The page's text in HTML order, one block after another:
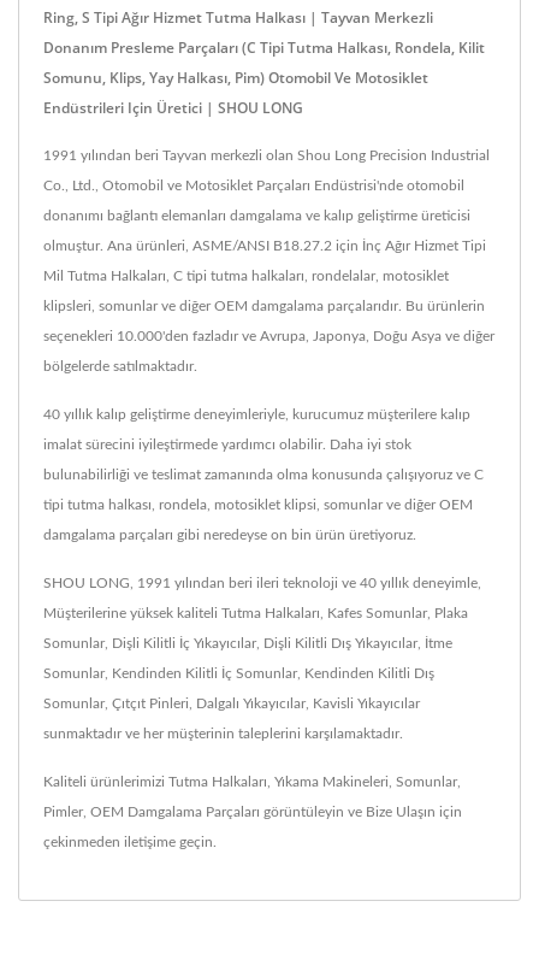
Ring, S Tipi Ağır Hizmet Tutma Halkası | Tayvan Merkezli
Donanım Presleme Parçaları (C Tipi Tutma Halkası, Rondela, Kilit
Somunu, Klips, Yay Halkası, Pim) Otomobil Ve Motosiklet
Endüstrileri Için Üretici | SHOU LONG
1991 yılından beri Tayvan merkezli olan Shou Long Precision Industrial
Co., Ltd., Otomobil ve Motosiklet Parçaları Endüstrisi'nde otomobil
donanımı bağlantı elemanları damgalama ve kalıp geliştirme üreticisi
olmuştur. Ana ürünleri, ASME/ANSI B18.27.2 için İnç Ağır Hizmet Tipi
Mil Tutma Halkaları, C tipi tutma halkaları, rondelalar, motosiklet
klipsleri, somunlar ve diğer OEM damgalama parçalarıdır. Bu ürünlerin
seçenekleri 10.000'den fazladır ve Avrupa, Japonya, Doğu Asya ve diğer
bölgelerde satılmaktadır.
40 yıllık kalıp geliştirme deneyimleriyle, kurucumuz müşterilere kalıp
imalat sürecini iyileştirmede yardımcı olabilir. Daha iyi stok
bulunabilirliği ve teslimat zamanında olma konusunda çalışıyoruz ve C
tipi tutma halkası, rondela, motosiklet klipsi, somunlar ve diğer OEM
damgalama parçaları gibi neredeyse on bin ürün üretiyoruz.
SHOU LONG, 1991 yılından beri ileri teknoloji ve 40 yıllık deneyimle,
Müşterilerine yüksek kaliteli Tutma Halkaları, Kafes Somunlar, Plaka
Somunlar, Dişli Kilitli İç Yıkayıcılar, Dişli Kilitli Dış Yıkayıcılar, İtme
Somunlar, Kendinden Kilitli İç Somunlar, Kendinden Kilitli Dış
Somunlar, Çıtçıt Pinleri, Dalgalı Yıkayıcılar, Kavisli Yıkayıcılar
sunmaktadır ve her müşterinin taleplerini karşılamaktadır.
Kaliteli ürünlerimizi Tutma Halkaları, Yıkama Makineleri, Somunlar,
Pimler, OEM Damgalama Parçaları görüntüleyin ve Bize Ulaşın için
çekinmeden iletişime geçin.